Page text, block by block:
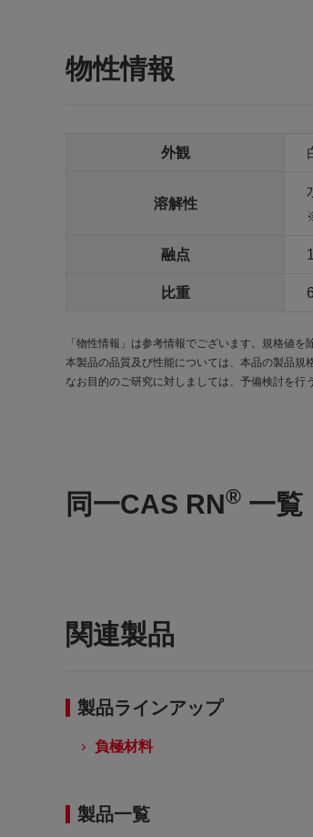
物性情報
外観
溶解性
融点
比重
「物性情報」は参考情報でございます。規格値
本製品の品質及び性能については、本品の製品規
なお目的のご研究に対しましては、予備検討を行
同一CAS RN® 一覧
関連製品
製品ラインアップ
負極材料
製品一覧